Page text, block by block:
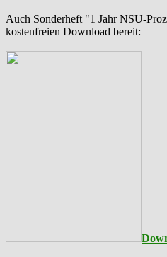
Auch Sonderheft "1 Jahr NSU-
kostenfreien Download bereit: